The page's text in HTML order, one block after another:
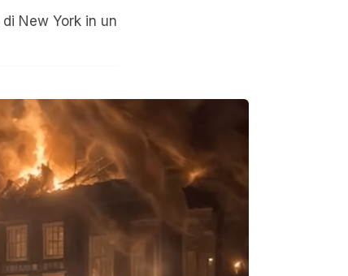
New York in un